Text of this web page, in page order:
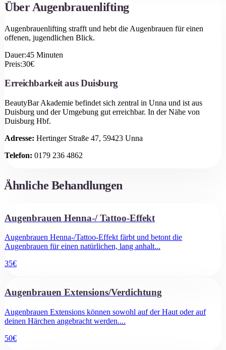
ÜberAugenbrauenlifting
Augenbrauenlifting strafft und hebt die Augenbrauen für einen
offenen, jugendlichen Blick.
Dauer:45 Minuten
Preis:30€
Erreichbarkeit ausDuisburg
BeautyBar Akademie befindet sich zentral in Unna und ist aus
Duisburg und der Umgebung gut erreichbar. In der Nähe von
Duisburg Hbf.
Adresse: Hertinger Straße 47, 59423 Unna
Telefon: 0179 236 4862
Ähnliche Behandlungen
Augenbrauen Henna-/ Tattoo-Effekt
Augenbrauen Henna-/Tattoo-Effekt färbt und betont die
Augenbrauen für einen natürlichen, lang anhalt...
35€
Augenbrauen Extensions/Verdichtung
Augenbrauen Extensions können sowohl auf der Haut oder auf
deinen Härchen angebracht werden....
50€